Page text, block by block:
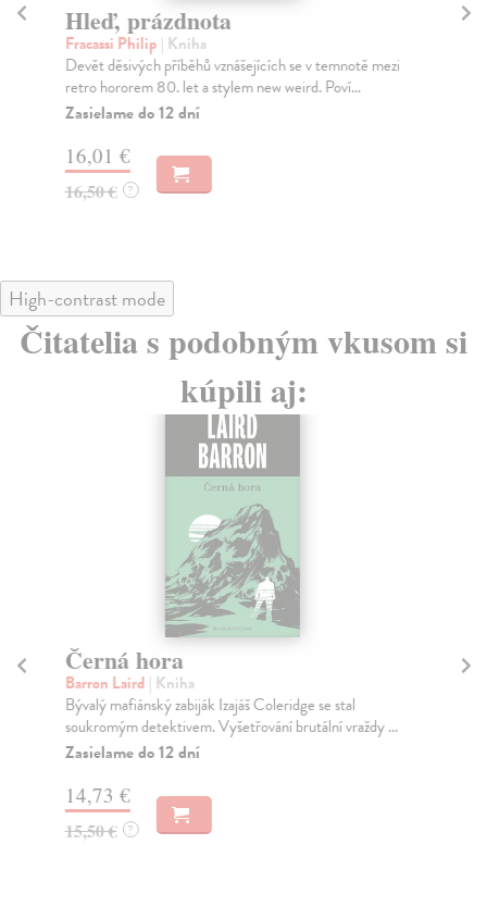
Hleď, prázdnota
Fracassi Philip | Kniha
Devět děsivých příběhů vznášejících se v temnotě mezi
retro hororem 80. let a stylem new weird. Poví...
Zasielame do 12 dní
16,01 €
16,50 € ?
High-contrast mode
Čitatelia s podobným vkusom si
kúpili aj:
Černá hora
Barron Laird | Kniha
Bývalý mafiánský zabiják Izajáš Coleridge se stal
soukromým detektivem. Vyšetřování brutální vraždy ...
Zasielame do 12 dní
14,73 €
15,50 € ?